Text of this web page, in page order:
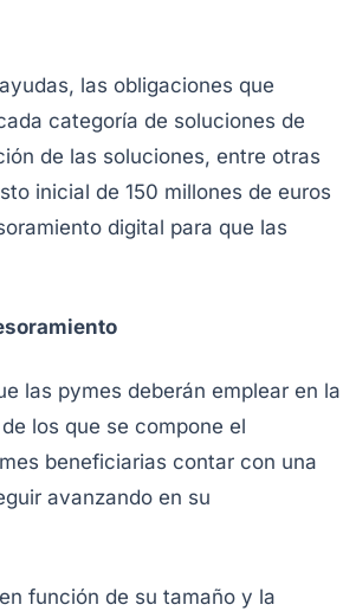
las obligaciones que
categoría de soluciones de
de las soluciones, entre otras
inicial de 150 millones de euros
digital para que las
las pymes deberán emplear en la
los que se compone el
beneficiarias contar con una
avanzando en su
función de su tamaño y la